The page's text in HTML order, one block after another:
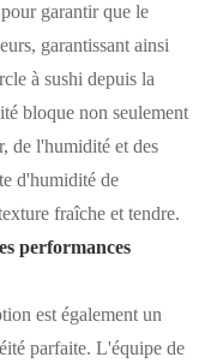
garantir que le
garantissant ainsi
à sushi depuis la
bloque non seulement
de l'humidité et des
d'humidité de
fraîche et tendre.
performances
est également un
parfaite. L'équipe de